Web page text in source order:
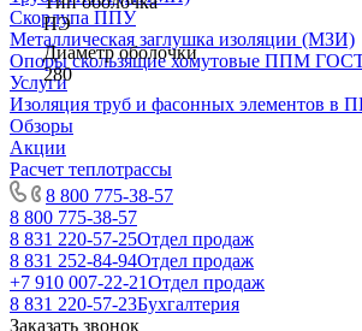
ПЭ
Диаметр оболочки
280
Скорлупа ППУ
Металлическая заглушка изоляции (МЗИ)
Опоры скользящие хомутовые ППМ
Услуги
Изоляция труб и фасонных элементов
Обзоры
Акции
Расчет теплотрассы
8 800 775-38-57
8 800 775-38-57
8 831 220-57-25Отдел продаж
8 831 252-84-94Отдел продаж
+7 910 007-22-21Отдел продаж
8 831 220-57-23Бухгалтерия
Заказать звонок